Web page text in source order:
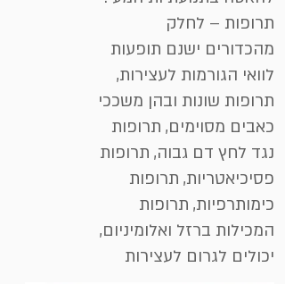
תרופות – לחלק
מהכדורים ישנם תופעות
לוואי הגורמות לעצירות,
תרופות שונות ובהן משככי
כאבים מסוימים, תרופות
נגד לחץ דם גבוה, תרופות
פסיכיאטריות, תרופות
כימותרפיות, תרופות
המכילות ברזל ואלומיניום,
יכולים לגרום לעצירות